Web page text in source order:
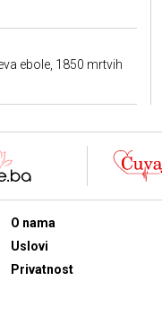
ebole, 1850 mrtvih
O nama
Uslovi
Privatnost